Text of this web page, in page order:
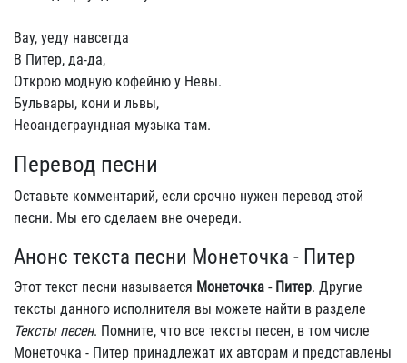
Вау, уеду навсегда
В Питер, да-да,
Открою модную кофейню у Невы.
Бульвары, кони и львы,
Неоандеграундная музыка там.
Перевод песни
Оставьте комментарий, если срочно нужен перевод этой
песни. Мы его сделаем вне очереди.
Анонс текста песни Монеточка - Питер
Этот текст песни называется Монеточка - Питер. Другие
тексты данного исполнителя вы можете найти в разделе
Тексты песен. Помните, что все тексты песен, в том числе
Монеточка - Питер принадлежат их авторам и представлены